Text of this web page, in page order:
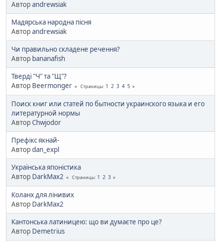
Авторandrewsiak
Мадярська народна пісня
Авторandrewsiak
Чи правильно складене речення?
Автор bananafish
Тверді "Ч" та "Щ"?
Автор Beermonger Страницы 1 2 3 4 5
Поиск книг или статей по бытности украинского языка и его
литературной нормы
АвторChwjodor
Префікс якнай-
Авторdan_expl
Українська японістика
Автор DarkMax2 Страницы 1 2 3
Коланх для лінивих
Автор DarkMax2
Кантонська латиницею: що ви думаєте про це?
Автор Demetrius